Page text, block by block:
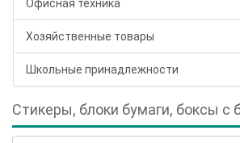
Офисная техника
Хозяйственные товары
Школьные принадлежности
Стикеры, блоки бумаги, боксы с